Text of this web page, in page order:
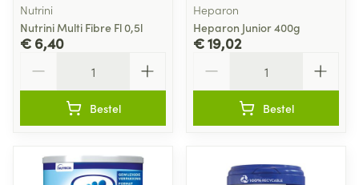
Nutrini
Nutrini Multi Fibre Fl 0,5l
€ 6,40
Bestel
Heparon
Heparon Junior 400g
€ 19,02
Bestel